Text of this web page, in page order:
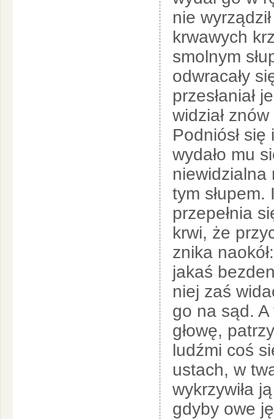
nie
krwawych
smolnym
odwracały
przesłaniał
widział
Podniósł się
wydało mu
niewidzialna
tym słupem.
przepełnia
krwi, że
znika
jakaś
niej zaś
go na sąd.
głowę,
ludźmi coś
ustach, w
wykrzywiła
gdyby owe